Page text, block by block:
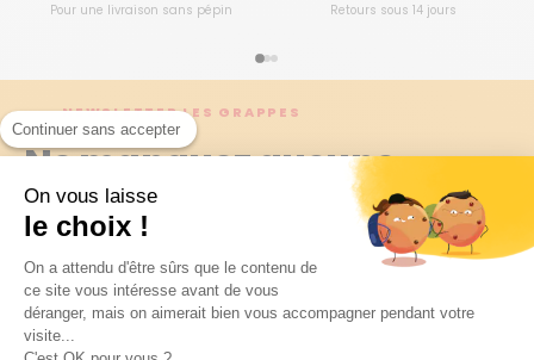
Continuer sans accepter
On vous laisse
le choix !
On a attendu d'être sûrs que le contenu de
ce site vous intéresse avant de vous
déranger, mais on aimerait bien vous accompagner pendant votre
visite...
Pour une livraison sans pépin Retours sous 14 jours
NEWSLETTER LES GRAPPES
Ne manquez aucune
découverte
Chaque semaine, nos experts sélectionnent les meilleurs
vins, les domaines à suivre et les millésimes à ne pas
rater. Recevez tout en avant-première !